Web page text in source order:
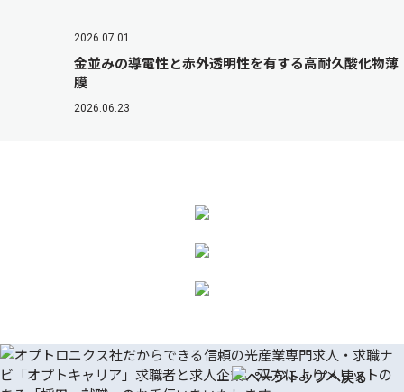
2026.07.01
金並みの導電性と赤外透明性を有する高耐久酸化物薄
膜
2026.06.23